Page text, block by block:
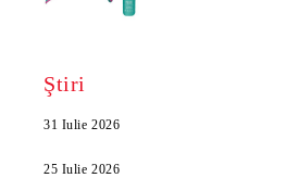
Ştiri
31 Iulie 2026
25 Iulie 2026